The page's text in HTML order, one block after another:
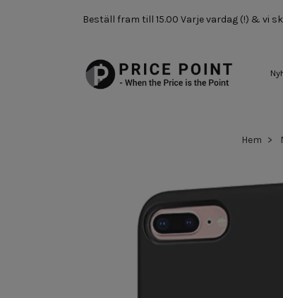
Beställ fram till 15.00 Varje vardag (!) & vi
Hem